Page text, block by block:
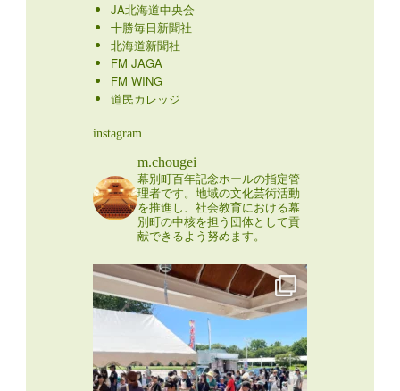
instagram
m.chougei
幕別町百年記念ホールの指定管
理者です。地域の文化芸術活動
を推進し、社会教育における幕
別町の中核を担う団体として貢
献できるよう努めます。